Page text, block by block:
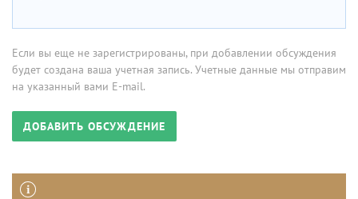
Если вы еще не зарегистрированы, при добавлении обсуждения
будет создана ваша учетная запись. Учетные данные мы отправим
на указанный вами E-mail.